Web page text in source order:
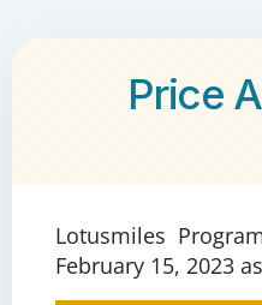
Price
Lotusmiles
February 15, 2023